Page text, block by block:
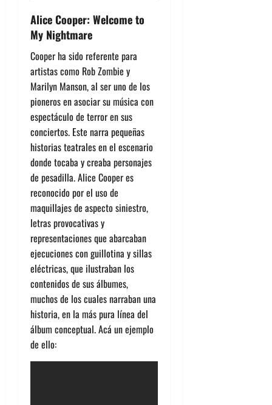
Alice Cooper: Welcome to
My Nightmare
Cooper ha sido referente para
artistas como Rob Zombie y
Marilyn Manson, al ser uno de los
pioneros en asociar su música con
espectáculo de terror en sus
conciertos. Este narra pequeñas
historias teatrales en el escenario
donde tocaba y creaba personajes
de pesadilla. Alice Cooper es
reconocido por el uso de
maquillajes de aspecto siniestro,
letras provocativas y
representaciones que abarcaban
ejecuciones con guillotina y sillas
eléctricas, que ilustraban los
contenidos de sus álbumes,
muchos de los cuales narraban una
historia, en la más pura línea del
álbum conceptual. Acá un ejemplo
de ello: